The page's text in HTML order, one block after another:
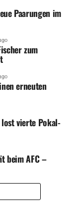
Paarungen im
zum
erneuten
vierte Pokal-
beim AFC –